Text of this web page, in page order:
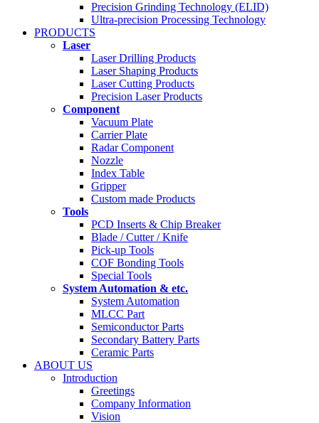
Precision Grinding Technology (ELID)
Ultra-precision Processing Technology
PRODUCTS
Laser
Laser Drilling Products
Laser Shaping Products
Laser Cutting Products
Precision Laser Products
Component
Vacuum Plate
Carrier Plate
Radar Component
Nozzle
Index Table
Gripper
Custom made Products
Tools
PCD Inserts & Chip Breaker
Blade / Cutter / Knife
Pick-up Tools
COF Bonding Tools
Special Tools
System Automation & etc.
System Automation
MLCC Part
Semiconductor Parts
Secondary Battery Parts
Ceramic Parts
ABOUT US
Introduction
Greetings
Company Information
Vision